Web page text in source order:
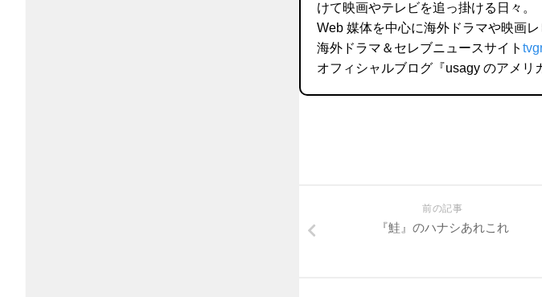
けて映画やテレビを追っ掛ける日々。
Web 媒体を中心に海外ドラマや映画レ
海外ドラマ＆セレブニュースサイト
オフィシャルブログ『usagy のアメリ
前の記事
『鮭』のハナシあれこれ